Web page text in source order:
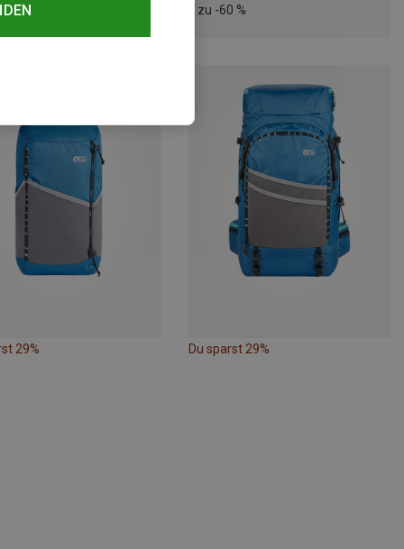
zu -60 %
29% Du sparst 29%